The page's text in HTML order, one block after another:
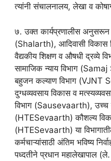
त्यांनी संचालनालय, लेखा व
७. उक्त कार्यप्रणालीस अनुसरून
(Shalarth), आदिवासी
वैद्यकीय शिक्षण व औषधी द्रव्ये
सामाजिक न्याय विभाग
बहुजन कल्याण विभाग (VJNT
दुग्धव्यवसाय विकास व
विभाग (Sausevaarth), उच्च
(HTESevaarth) कौशल्य
(HTESevaarth) या
कर्मचाऱ्यांसाठी अंतिम भविष्य
पध्दतीने प्रधान महालेखापाल